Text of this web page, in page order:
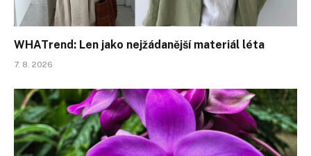
WHATrend: Len jako nejžádanější materiál léta
7. 8. 2026